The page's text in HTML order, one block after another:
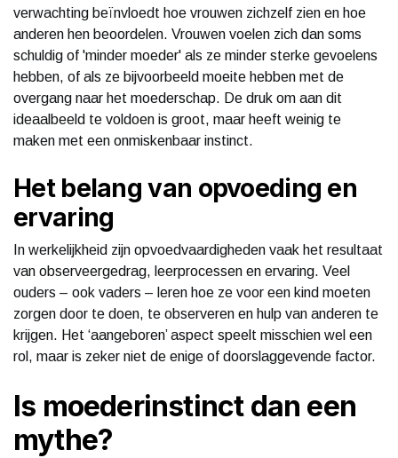
verwachting beïnvloedt hoe vrouwen zichzelf zien en hoe
anderen hen beoordelen. Vrouwen voelen zich dan soms
schuldig of 'minder moeder' als ze minder sterke gevoelens
hebben, of als ze bijvoorbeeld moeite hebben met de
overgang naar het moederschap. De druk om aan dit
ideaalbeeld te voldoen is groot, maar heeft weinig te
maken met een onmiskenbaar instinct.
Het belang van opvoeding en
ervaring
In werkelijkheid zijn opvoedvaardigheden vaak het resultaat
van observeergedrag, leerprocessen en ervaring. Veel
ouders – ook vaders – leren hoe ze voor een kind moeten
zorgen door te doen, te observeren en hulp van anderen te
krijgen. Het ‘aangeboren’ aspect speelt misschien wel een
rol, maar is zeker niet de enige of doorslaggevende factor.
Is moederinstinct dan een
mythe?